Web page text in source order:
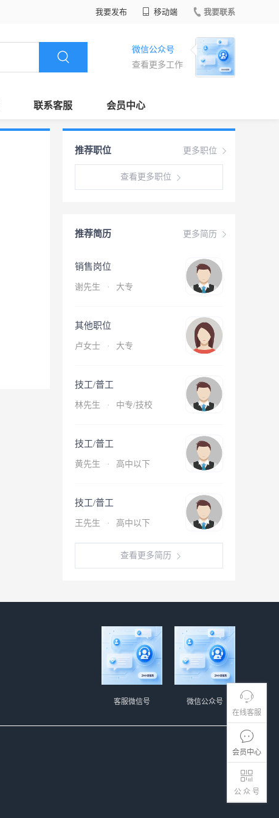
我要发布 移动端 我要联系
微信公众号
查看更多工作
联系客服 会员中心
在线客服
会员中心
公 众 号
更多职位
推荐职位
查看更多职位
更多简历
推荐简历
销售岗位
谢先生 · 大专
其他职位
卢女士 · 大专
技工/普工
林先生 · 中专/技校
技工/普工
黄先生 · 高中以下
技工/普工
王先生 · 高中以下
查看更多简历
微信公众号
客服微信号